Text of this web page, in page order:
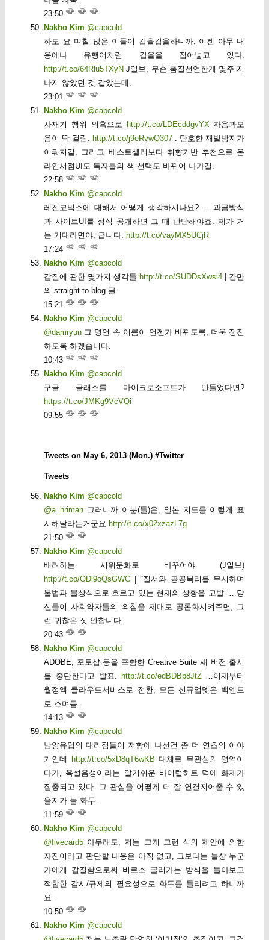
23:50
Nakho Kim @capcold
하도 요 며칠 많은 이들이 갑을갑을하니까, 이젠 아무 내
용에나 유행어처럼 갑을을 집어넣고 있다.
http://t.co/64Rlu5TXyN J일보, 무슨 품질선언한게 몇주 지
나지 않았던 것 같았는데.
23:01
Nakho Kim @capcold
사재기 행위 의혹으로
http://t.co/LDEcddgvYX자음과모
음이 딱 걸림. http://t.co/j9eRvwQ307 . 단호한 재발방지가
이뤄지길, 그리고 베스트셀러보다 취향기반 추천으로 온
라인서점UI도 독자들의 책 선택도 바뀌어 나가길.
22:58
Nakho Kim @capcold
레진코믹스에 대해서 어떻게 생각하시나요? — 과금방식
과 사이트UI를 정식 공개하면 그 때 판단해야죠. 제가 거
는 기대라면야, 큽니다. http://t.co/vayMX5UCjR
17:24
Nakho Kim @capcold
갑질에 관한 몇가지 생각들 http://t.co/SUDDsXwsi4 | 간만
의 straight-to-blog 글.
15:21
Nakho Kim @capcold
@damryun 그 명언 속 이름이 언젠가 바뀌도록, 더욱 정진
하도록 하겠습니다.
10:43
Nakho Kim @capcold
구글 글래스를 마이크로소프트가 만들었다면?
https://t.co/JMKg9VcVQi
09:55
Tweets on May 6, 2013 (Mon.) #Twitter
Tweets
Nakho Kim @capcold
@a_hriman 그러니까 이분(들)은, 일본 지도를 이렇게 표
시해달라는거군요 http://t.co/x02xzazL7g
21:50
Nakho Kim @capcold
배려하는 시위문화로 바꾸어야 (J일보)
http://t.co/ODl9oQsGWC | “질서와 공공복리를 무시하며
불법과 몰상식으로 흐르고 있는 현재의 상황을 고발” …당
신들이 사회약자들의 외침을 제대로 공론화시켜주면, 그
런 귀찮은 짓 안합니다.
20:43
Nakho Kim @capcold
ADOBE, 포토샵 등을 포함한 Creative Suite 새 버전 출시
를 중단한다고 발표.
http://t.co/edBDBp8JtZ…이제부터
월정액 클라우드서비스로 전환, 모든 신규업뎃은 백엔드
로 스며듬.
14:13
Nakho Kim @capcold
남양유업의 대리점들이 저항에 나선건 좀 더 연초의 이야
기인데
http://t.co/5xD8qT6wKB 대체로 무관심의 영역이
다가, 욕설음성이라는 알기쉬운 바이럴히트 덕에 화제가
집중되고 있다. 그 관심을 어떻게 더 잘 연결지어줄 수 있
을지가 늘 화두.
11:59
Nakho Kim @capcold
@fivecard5 아무래도, 저는 그게 그런 식의 제안에 의한
자진이라고 판단할 내용은 아직 없고, 그보다는 늘상 누군
가에게 갑질함으로써 비로소 굴러가는 방식을 돌아보고
적합한 감시/규제의 필요성으로 화두를 돌리려고 하니까
요.
10:50
Nakho Kim @capcold